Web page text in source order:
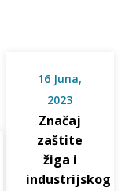
16 Juna,
2023
Značaj
zaštite
žiga i
industrijskog